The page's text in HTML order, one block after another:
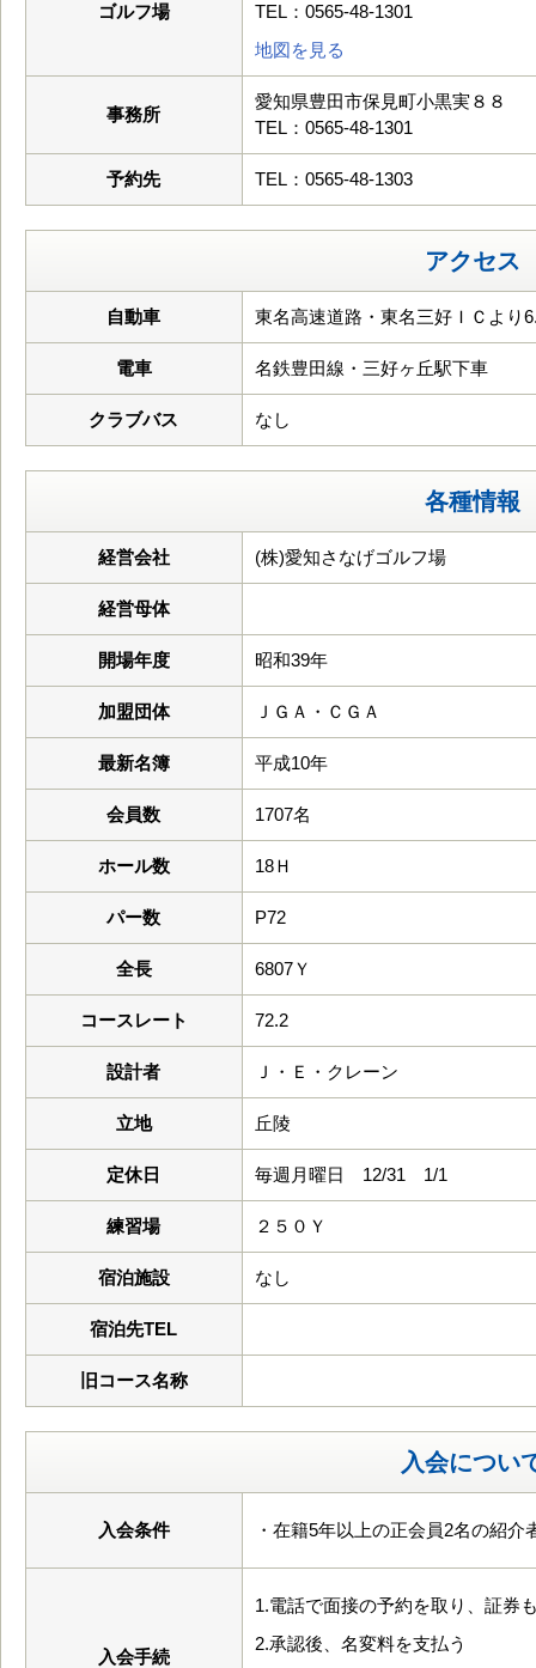
ゴルフ場
TEL：0565-48-1301
地図を見る
事務所
愛知県豊田市保見町小黒実８８
TEL：0565-48-1301
予約先 TEL：0565-48-1303
アクセス
自動車 東名高速道路・東名三好ＩＣより
電車 名鉄豊田線・三好ヶ丘駅下車
クラブバス なし
各種情報
経営会社 (株)愛知さなげゴルフ場
経営母体
開場年度 昭和39年
加盟団体 ＪＧＡ・ＣＧＡ
最新名簿 平成10年
会員数 1707名
ホール数 18Ｈ
パー数 P72
全長 6807Ｙ
コースレート 72.2
設計者 Ｊ・Ｅ・クレーン
立地 丘陵
定休日 毎週月曜日 12/31 1/1
練習場 ２５０Ｙ
宿泊施設 なし
宿泊先TEL
旧コース名称
入会につい
入会条件 ・在籍5年以上の正会員2名の紹介
入会手続
1.電話で面接の予約を取り、証券
2.承認後、名変料を支払う